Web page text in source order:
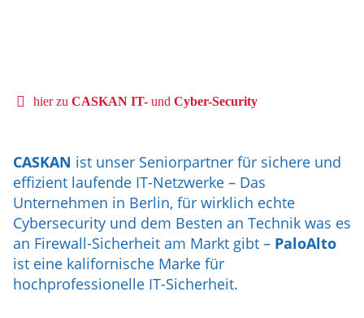
hier zu CASKAN IT- und Cyber-Security
CASKAN ist unser Seniorpartner für sichere und
effizient laufende IT-Netzwerke – Das
Unternehmen in Berlin, für wirklich echte
Cybersecurity und dem Besten an Technik was es
an Firewall-Sicherheit am Markt gibt – PaloAlto
ist eine kalifornische Marke für
hochprofessionelle IT-Sicherheit.